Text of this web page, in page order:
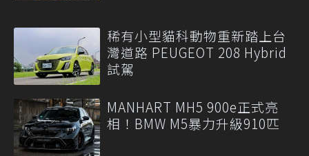
稀有小型貓科動物重新踏上台
灣道路 PEUGEOT 208 Hybrid
試駕
MANHART MH5 900e正式亮
相！BMW M5暴力升級910匹